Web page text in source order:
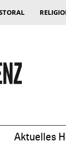
Aktuelles